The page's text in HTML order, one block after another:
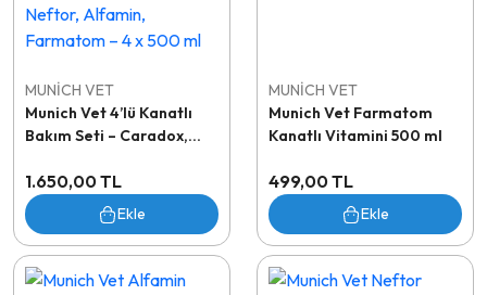
MUNİCH VET
Munich Vet 4’lü Kanatlı
Bakım Seti – Caradox,
Farmatom – 4 x 500 ml
1.650,00 TL
Ekle
MUNİCH VET
Munich Vet Farmatom
Kanatlı Vitamini 500 ml
499,00 TL
Ekle